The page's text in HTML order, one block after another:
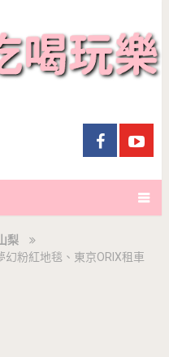
梨
幻粉紅地毯、東京ORIX租車